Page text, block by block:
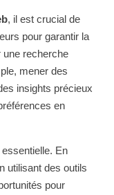
, il est crucial de
pour garantir la
une recherche
mener des
insights précieux
en
essentielle. En
utilisant des outils
pour